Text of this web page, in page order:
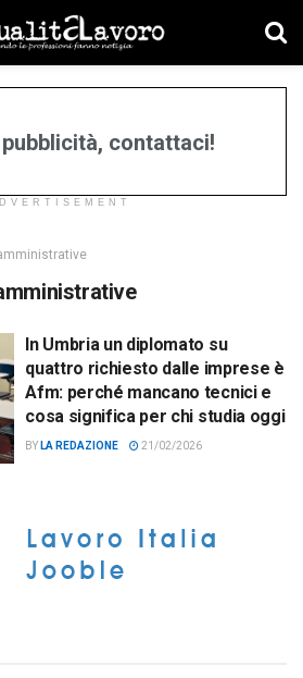
pubblicità, contattaci!
In Umbria un diplomato su
quattro richiesto dalle imprese è
Afm: perché mancano tecnici e
cosa significa per chi studia oggi
BY LA REDAZIONE 21/02/2026